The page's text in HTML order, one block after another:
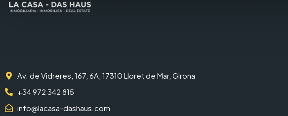
Av. de Vidreres, 167, 6A, 17310 Lloret de Mar, Girona
+34 972 342 815
info@lacasa-dashaus.com